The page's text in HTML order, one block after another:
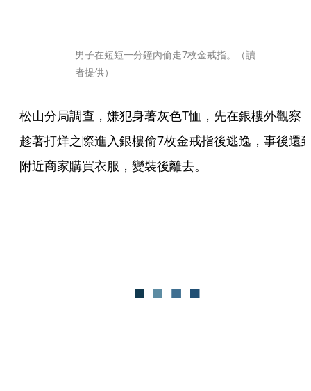
男子在短短一分鐘內偷走7枚金戒指。（讀
者提供）
松山分局調查，嫌犯身著灰色T恤，先在銀樓外觀察
趁著打烊之際進入銀樓偷7枚金戒指後逃逸，事後還
附近商家購買衣服，變裝後離去。